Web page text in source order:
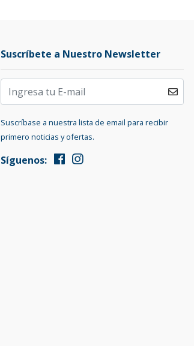
Suscríbete a Nuestro Newsletter
Suscríbase a nuestra lista de email para recibir
primero noticias y ofertas.
Síguenos: